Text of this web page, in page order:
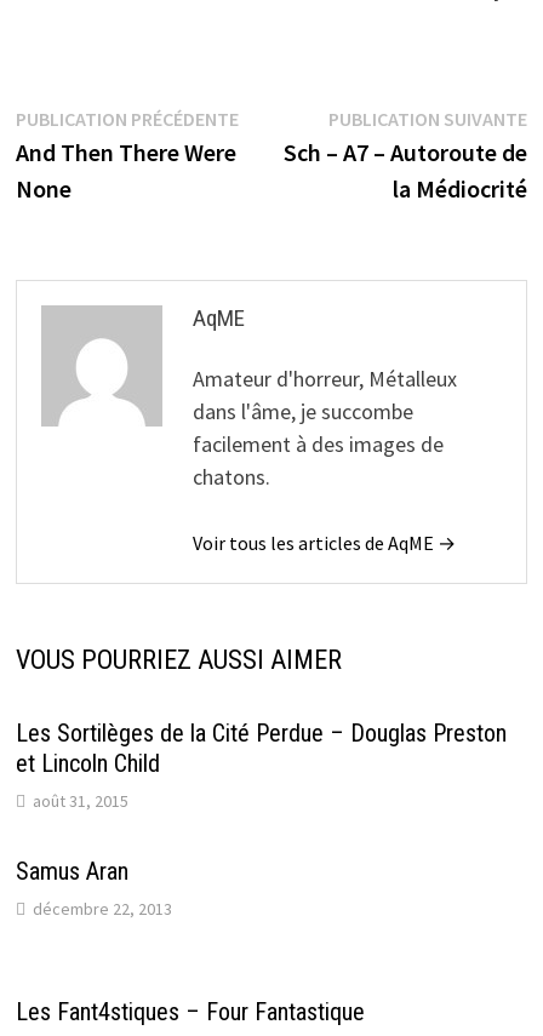
Navigation
de
PUBLICATION PRÉCÉDENTEPublication
précédente :
And Then There Were
None
PUBLICATION SUIVANTE
Sch – A7 – Autoroute de
la Médiocrité
AqME
Amateur d'horreur, Métalleux
dans l'âme, je succombe
facilement à des images de
chatons.
Voir tous les articles de AqME →
VOUS POURRIEZ AUSSI AIMER
Les Sortilèges de la Cité Perdue – Douglas Preston
et Lincoln Child
août 31, 2015
Samus Aran
décembre 22, 2013
Les Fant4stiques – Four Fantastique